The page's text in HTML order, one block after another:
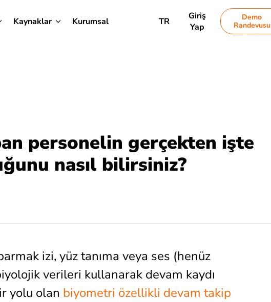
Kaynaklar Kurumsal TR
Giriş
Yap
Demo
Randevusu
personelin gerçekten işte
nasıl bilirsiniz?
izi, yüz tanıma veya ses (henüz
verileri kullanarak devam kaydı
yolu olan biyometri özellikli devam takip